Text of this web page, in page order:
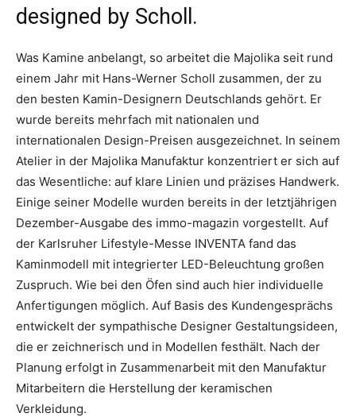
designed by Scholl.
Was Kamine anbelangt, so arbeitet die Majolika seit rund
einem Jahr mit Hans-Werner Scholl zusammen, der zu
den besten Kamin-Designern Deutschlands gehört. Er
wurde bereits mehrfach mit nationalen und
internationalen Design-Preisen ausgezeichnet. In seinem
Atelier in der Majolika Manufaktur konzentriert er sich auf
das Wesentliche: auf klare Linien und präzises Handwerk.
Einige seiner Modelle wurden bereits in der letztjährigen
Dezember-Ausgabe des immo-magazin vorgestellt. Auf
der Karlsruher Lifestyle-Messe INVENTA fand das
Kaminmodell mit integrierter LED-Beleuchtung großen
Zuspruch. Wie bei den Öfen sind auch hier individuelle
Anfertigungen möglich. Auf Basis des Kundengesprächs
entwickelt der sympathische Designer Gestaltungsideen,
die er zeichnerisch und in Modellen festhält. Nach der
Planung erfolgt in Zusammenarbeit mit den Manufaktur
Mitarbeitern die Herstellung der keramischen
Verkleidung.